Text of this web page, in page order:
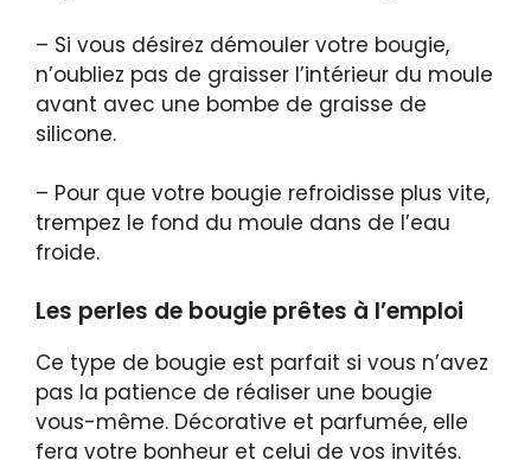
– Si vous désirez démouler votre bougie,
n’oubliez pas de graisser l’intérieur du moule
avant avec une bombe de graisse de
silicone.
– Pour que votre bougie refroidisse plus vite,
trempez le fond du moule dans de l’eau
froide.
Les perles de bougie prêtes à l’emploi
Ce type de bougie est parfait si vous n’avez
pas la patience de réaliser une bougie
vous-même. Décorative et parfumée, elle
fera votre bonheur et celui de vos invités.